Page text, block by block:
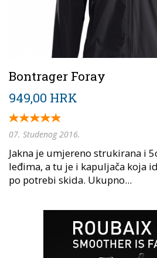
Bontrager Foray
949,00 HRK
07. Studenog 2016.
Jakna je umjereno strukirana i
leđima, a tu je i kapuljača koja
po potrebi skida. Ukupno...